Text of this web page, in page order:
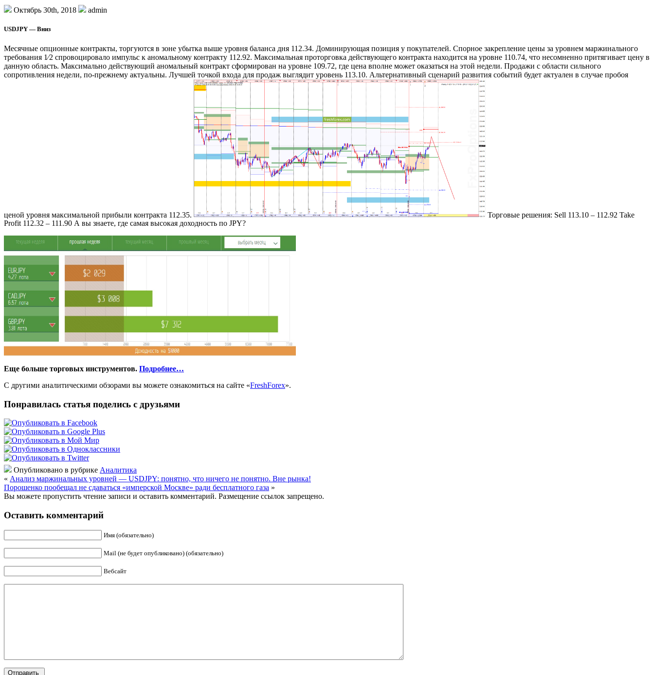
Октябрь 30th, 2018 admin
USDJPY — Вниз
Месячные опционные контракты, торгуются в зоне убытка выше уровня баланса дня 112.34. Доминирующая позиция у покупателей. Спорное закрепление цены за уровнем маржинального
требования 1⁄2 спровоцировало импульс к аномальному контракту 112.92. Максимальная проторговка действующего контракта находится на уровне 110.74, что несомненно притягивает цену в
данную область. Максимально действующий аномальный контракт сформирован на уровне 109.72, где цена вполне может оказаться на этой недели. Продажи с области сильного
сопротивления недели, по-прежнему актуальны. Лучшей точкой входа для продаж выглядит уровень 113.10. Альтернативный сценарий развития событий будет актуален в случае пробоя
ценой уровня максимальной прибыли контракта 112.35.
Торговые решения: Sell 113.10 – 112.92 Take
Profit 112.32 – 111.90 А вы знаете, где самая высокая доходность по JPY?
Еще больше торговых инструментов. Подробнее…
С другими аналитическими обзорами вы можете ознакомиться на сайте «FreshForex».
Понравилась статья поделись с друзьями
Опубликовано в рубрике Аналитика
« Анализ маржинальных уровней — USDJPY: понятно, что ничего не понятно. Вне рынка!
Порошенко пообещал не сдаваться «имперской Москве» ради бесплатного газа »
Вы можете пропустить чтение записи и оставить комментарий. Размещение ссылок запрещено.
Оставить комментарий
Имя (обязательно)
Mail (не будет опубликовано) (обязательно)
Вебсайт